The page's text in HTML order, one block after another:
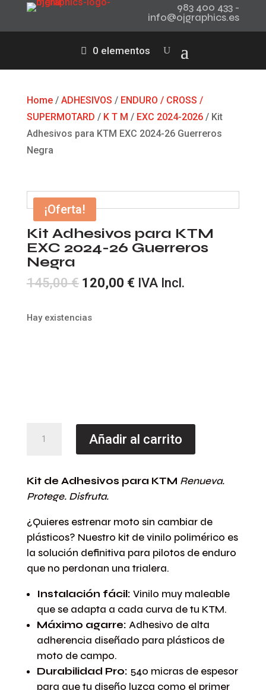
983 400 433 -
info@ojgraphics.es
0 elementos
Home/ ADHESIVOS / ENDURO / CROSS /
SUPERMOTARD / K T M / EXC 2024-2026/ Kit
Adhesivos para KTM EXC 2024-26 Guerreros
Negra
¡Oferta!
Kit Adhesivos para KTM
EXC 2024-26 Guerreros
Negra
145,00€ El
original
120,00 €ElIVA Incl.
Hay existencias
KTM
EXC
26
Guerreros
Negra
Añadir al carrito
Kit de Adhesivos para KTM Renueva.
Protege. Disfruta.
¿Quieres estrenar moto sin cambiar de
plásticos? Nuestro kit de vinilo polimérico es
la solución definitiva para pilotos de enduro
que no perdonan una trialera.
Instalación fácil: Vinilo muy maleable
que se adapta a cada curva de tu KTM.
Máximo agarre: Adhesivo de alta
adherencia diseñado para plásticos de
moto de campo.
Durabilidad Pro: 540 micras de espesor
para que tu diseño luzca como el primer